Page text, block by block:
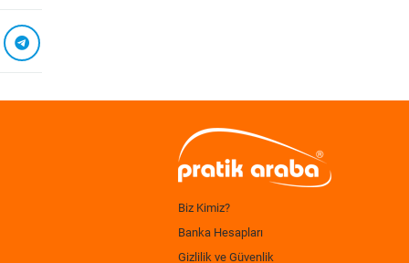
Biz Kimiz?
Banka Hesapları
Gizlilik ve Güvenlik